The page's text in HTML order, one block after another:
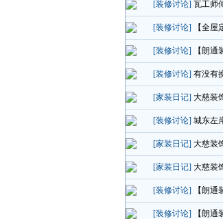
[装修讨论] 瓦工师
[装修讨论] 【全
[装修讨论] 【朗
[装修讨论] 有没有
[家装日记] 大慈装
[装修讨论] 城东左
[家装日记] 大慈装
[家装日记] 大慈装
[装修讨论] 【朗
[装修讨论] 【朗